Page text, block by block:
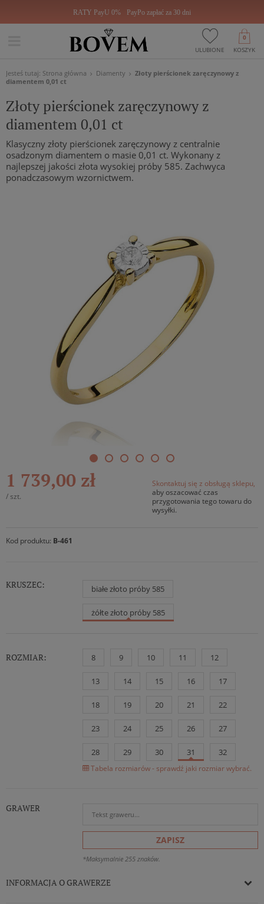
RATY PayU 0% PayPo zapłać za 30 dni
ULUBIONE KOSZYK
0
Jesteś tutaj: Strona główna Diamenty
Złoty pierścionek zaręczynowy z
diamentem 0,01 ct
Złoty pierścionek zaręczynowy z
diamentem 0,01 ct
Klasyczny złoty pierścionek zaręczynowy z centralnie
osadzonym diamentem o masie 0,01 ct. Wykonany z
najlepszej jakości złota wysokiej próby 585. Zachwyca
ponadczasowym wzornictwem.
1 739,00 zł
/ szt.
Skontaktuj się z obsługą sklepu,
aby oszacować czas
przygotowania tego towaru do
wysyłki.
Kod produktu: B-461
KRUSZEC: białe złoto próby 585
żółte złoto próby 585
ROZMIAR: 8 9 10 11 12
13 14 15 16 17
18 19 20 21 22
23 24 25 26 27
28 29 30 31 32
Tabela rozmiarów - sprawdź jaki rozmiar wybrać.
GRAWER
ZAPISZ
*Maksymalnie 255 znaków.
INFORMACJA O GRAWERZE